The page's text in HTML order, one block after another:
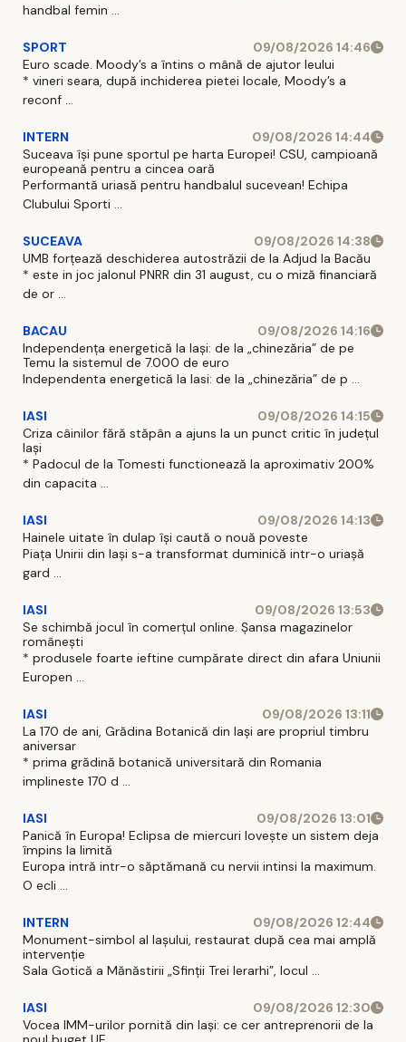
handbal femin ...
SPORT
09/08/2026 14:46
Euro scade. Moody’s a întins o mână de ajutor leului
* vineri seara, după inchiderea pietei locale, Moody’s a
reconf ...
INTERN
09/08/2026 14:44
Suceava își pune sportul pe harta Europei! CSU, campioană
europeană pentru a cincea oară
Performantă uriasă pentru handbalul sucevean! Echipa
Clubului Sporti ...
SUCEAVA
09/08/2026 14:38
UMB forțează deschiderea autostrăzii de la Adjud la Bacău
* este in joc jalonul PNRR din 31 august, cu o miză financiară
de or ...
BACAU
09/08/2026 14:16
Independența energetică la Iași: de la „chinezăria” de pe
Temu la sistemul de 7.000 de euro
Independenta energetică la Iasi: de la „chinezăria” de p ...
IASI
09/08/2026 14:15
Criza câinilor fără stăpân a ajuns la un punct critic în județul
Iași
* Padocul de la Tomesti functionează la aproximativ 200%
din capacita ...
IASI
09/08/2026 14:13
Hainele uitate în dulap îşi caută o nouă poveste
Piaţa Unirii din Iaşi s-a transformat duminică intr-o uriaşă
gard ...
IASI
09/08/2026 13:53
Se schimbă jocul în comerțul online. Șansa magazinelor
românești
* produsele foarte ieftine cumpărate direct din afara Uniunii
Europen ...
IASI
09/08/2026 13:11
La 170 de ani, Grădina Botanică din Iași are propriul timbru
aniversar
* prima grădină botanică universitară din Romania
implineste 170 d ...
IASI
09/08/2026 13:01
Panică în Europa! Eclipsa de miercuri lovește un sistem deja
împins la limită
Europa intră intr-o săptămană cu nervii intinsi la maximum.
O ecli ...
INTERN
09/08/2026 12:44
Monument-simbol al Iaşului, restaurat după cea mai amplă
intervenţie
Sala Gotică a Mănăstirii „Sfinţii Trei Ierarhi”, locul ...
IASI
09/08/2026 12:30
Vocea IMM-urilor pornită din Iași: ce cer antreprenorii de la